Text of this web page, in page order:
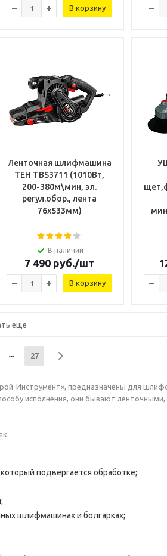
В корзину
Ленточная шлифмашина
TEH TBS3711 (1010Вт,
200-380м\мин, эл.
регул.обор., лента
76х533мм)
В наличии
7 490руб./шт
В корзину
еще
27
Инструмент», предназначены для
исполнения, они бывают
подвергается обработке;
шлифмашинах и болгарках;